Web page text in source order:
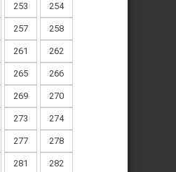
253 254
257 258
261 262
265 266
269 270
273 274
277 278
281 282